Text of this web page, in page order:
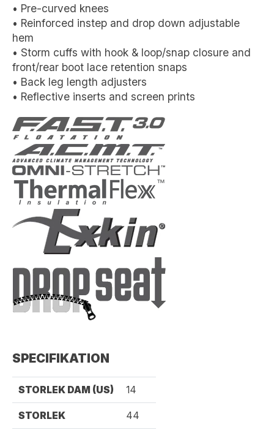
• Pre-curved knees
• Reinforced instep and drop down adjustable
hem
• Storm cuffs with hook & loop/snap closure and
front/rear boot lace retention snaps
• Back leg length adjusters
• Reflective inserts and screen prints
SPECIFIKATION
STORLEK DAM (US) 14
STORLEK 44